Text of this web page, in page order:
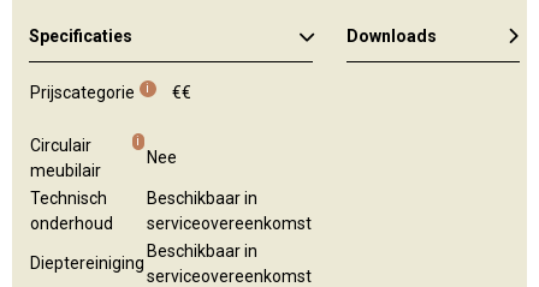
Specificaties
Prijscategorie i €€
Circulair
meubilair
i
Nee
Technisch
onderhoud
Beschikbaar in
serviceovereenkomst
Dieptereiniging
Beschikbaar in
serviceovereenkomst
Downloads